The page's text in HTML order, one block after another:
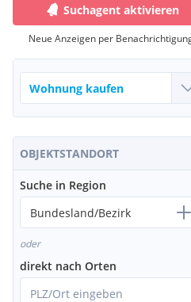
Suchagent aktivieren
Neue Anzeigen per
OBJEKTSTANDORT
Suche in Region
Bundesland/Bezirk
oder
direkt nach Orten
PLZ/Ort eingeben